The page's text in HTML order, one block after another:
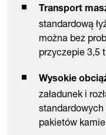
Transport
standardową
można bez
przyczepie 3,5
Wysokie
załadunek i
pakietów